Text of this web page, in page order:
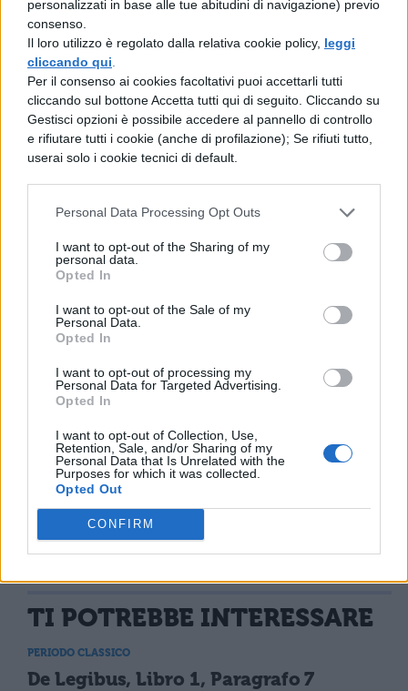
personalizzati in base alle tue abitudini di navigazione) previo
consenso.
Il loro utilizzo è regolato dalla relativa cookie policy, leggi
cliccando qui
Per il consenso ai cookies facoltativi puoi accettarli tutti
cliccando sul bottone Accetta tutti qui di seguito. Cliccando su
Gestisci opzioni è possibile accedere al pannello di controllo
e rifiutare tutti i cookie (anche di profilazione); Se rifiuti tutto,
userai solo i cookie tecnici di default.
Personal Data Processing Opt Outs
I want to opt-out of the Sharing of my
personal data.
Opted In
I want to opt-out of the Sale of my
Personal Data.
Opted In
I want to opt-out of processing my
Personal Data for Targeted Advertising.
Opted In
I want to opt-out of Collection, Use,
Retention, Sale, and/or Sharing of my
Personal Data that Is Unrelated with the
Purposes for which it was collected.
Opted Out
CONFIRM
non dare l'impressione che noi siamo
troppo intransigenti -, il tebano Pagonda
soppresse tutte le cerimonie notturne con
una legge irrevocabile. Aristofane, il più
brillante poeta della commedia antica,
sferza tanto le nuove divinità e le
prolungate veglie notturne usate nei loro
culti, da rappresentarci nella sua opera
Sabazio e altre divinità forestiere cacciate
liberare da ogni timore la colpa involontaria
condannare e giudicare empia la
sfrontatezza nelle [cerimonie] e
nell'introdurre riti sconci.
TI POTREBBE INTERESSARE
PERIODO CLASSICO
De Legibus, Libro 1, Paragrafo 7